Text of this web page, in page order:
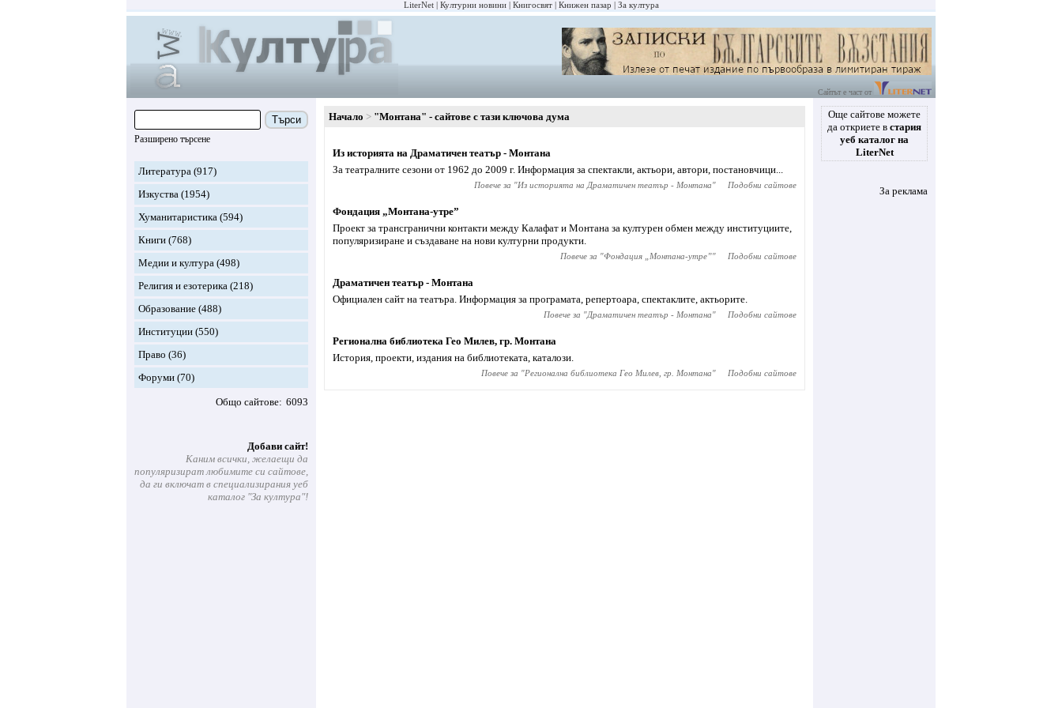
LiterNet Културни новини Книгосвят Книжен пазар За култура
Сайтът е част от
Търси
Разширено търсене
Литература (917)
Изкуства (1954)
Хуманитаристика (594)
Книги (768)
Медии и култура (498)
Религия и езотерика (218)
Образование (488)
Институции (550)
Право (36)
Форуми (70)
Общо сайтове 6093
Добави сайт!
Каним всички, желаещи да
популяризират любимите си сайтове,
да ги включат в специализирания уеб
каталог "За култура"!
Начало "Монтана" - сайтове с тази ключова дума
Из историята на Драматичен театър - Монтана
За театралните сезони от 1962 до 2009 г. Информация за спектакли, актьори, автори, постановчици...
Повече за "Из историята на Драматичен театър - Монтана" Подобни сайтове
Фондация „Монтана-утре”
Проект за трансгранични контакти между Калафат и Монтана за културен обмен между институциите,
популяризиране и създаване на нови културни продукти.
Повече за "Фондация „Монтана-утре”" Подобни сайтове
Драматичен театър - Монтана
Официален сайт на театъра. Информация за програмата, репертоара, спектаклите, актьорите.
Повече за "Драматичен театър - Монтана" Подобни сайтове
Регионална библиотека Гео Милев, гр. Монтана
История, проекти, издания на библиотеката, каталози.
Повече за "Регионална библиотека Гео Милев, гр. Монтана" Подобни сайтове
Още сайтове можете
да откриете в стария
уеб каталог на
LiterNet
За реклама